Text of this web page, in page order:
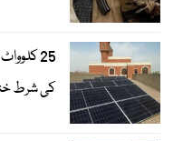
25
کی شرط